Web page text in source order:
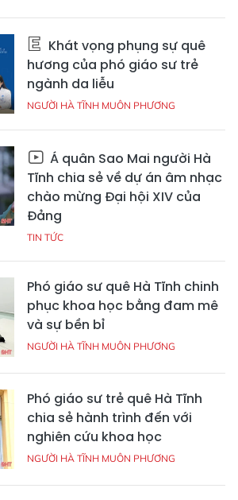
Khát vọng phụng sự quê
hương của phó giáo sư trẻ
ngành da liễu
NGƯỜI HÀ TĨNH MUÔN PHƯƠNG
Á quân Sao Mai người Hà
Tĩnh chia sẻ về dự án âm nhạc
chào mừng Đại hội XIV của
Đảng
TIN TỨC
Phó giáo sư quê Hà Tĩnh chinh
phục khoa học bằng đam mê
và sự bền bỉ
NGƯỜI HÀ TĨNH MUÔN PHƯƠNG
Phó giáo sư trẻ quê Hà Tĩnh
chia sẻ hành trình đến với
nghiên cứu khoa học
NGƯỜI HÀ TĨNH MUÔN PHƯƠNG